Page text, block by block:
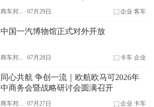
展足球友谊赛
商车邦... · 07月29日 企业 客车
中国一汽博物馆正式对外开放
商车邦... · 07月28日 卡车 企业
同心共航 争创一流｜欧航欧马可2026年
中商务会暨战略研讨会圆满召开
商车邦... · 07月27日 企业 卡车